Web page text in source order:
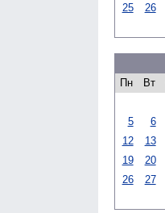
25
26
Пн
Вт
5
6
12
13
19
20
26
27